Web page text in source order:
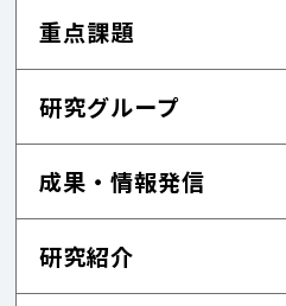
重点課題
研究グループ
成果・情報発信
研究紹介